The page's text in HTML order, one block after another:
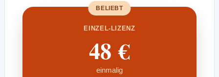
BELIEBT
EINZEL-LIZENZ
48 €
einmalig